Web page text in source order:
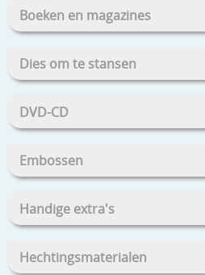
Boeken en magazines
Dies om te stansen
DVD-CD
Embossen
Handige extra's
Hechtingsmaterialen